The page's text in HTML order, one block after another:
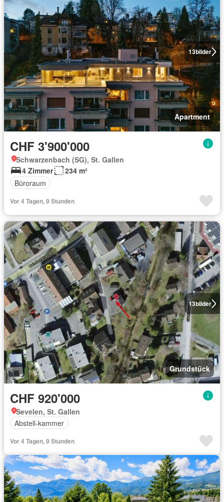
13bilder
Apartment
CHF 3'900'000
Schwarzenbach (SG), St. Gallen
4 Zimmer
234 m²
Büroraum
Vor 4 Tagen, 9 Stunden
13bilder
Grundstück
CHF 920'000
Sevelen, St. Gallen
Abstell-kammer
Vor 4 Tagen, 9 Stunden